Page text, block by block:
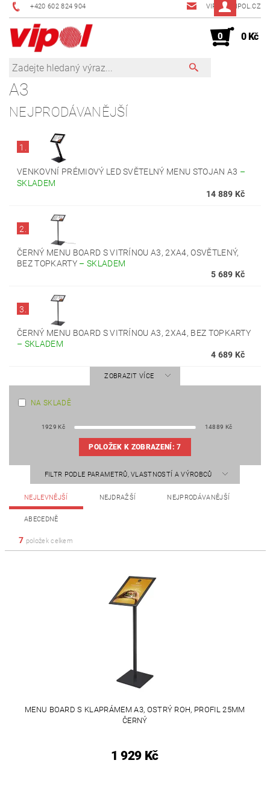
+420 602 824 904 VIPOL@VIPOL.CZ
0 0 Kč
A3
NEJPRODÁVANĚJŠÍ
1.
VENKOVNÍ PRÉMIOVÝ LED SVĚTELNÝ MENU STOJAN A3 –
SKLADEM
14 889 Kč
2.
ČERNÝ MENU BOARD S VITRÍNOU A3, 2XA4, OSVĚTLENÝ,
BEZ TOPKARTY – SKLADEM
5 689 Kč
3.
ČERNÝ MENU BOARD S VITRÍNOU A3, 2XA4, BEZ TOPKARTY
– SKLADEM
4 689 Kč
ZOBRAZIT VÍCE
NA SKLADĚ
1929 Kč 14889 Kč
POLOŽEK K ZOBRAZENÍ:7
FILTR PODLE PARAMETRŮ, VLASTNOSTÍ A VÝROBCŮ
NEJLEVNĚJŠÍ NEJDRAŽŠÍ NEJPRODÁVANĚJŠÍ
ABECEDNĚ
7 položek celkem
MENU BOARD S KLAPRÁMEM A3, OSTRÝ ROH, PROFIL 25MM
ČERNÝ
1 929 Kč